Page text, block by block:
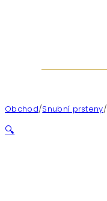
Obchod/Snubní prsteny/
🔍